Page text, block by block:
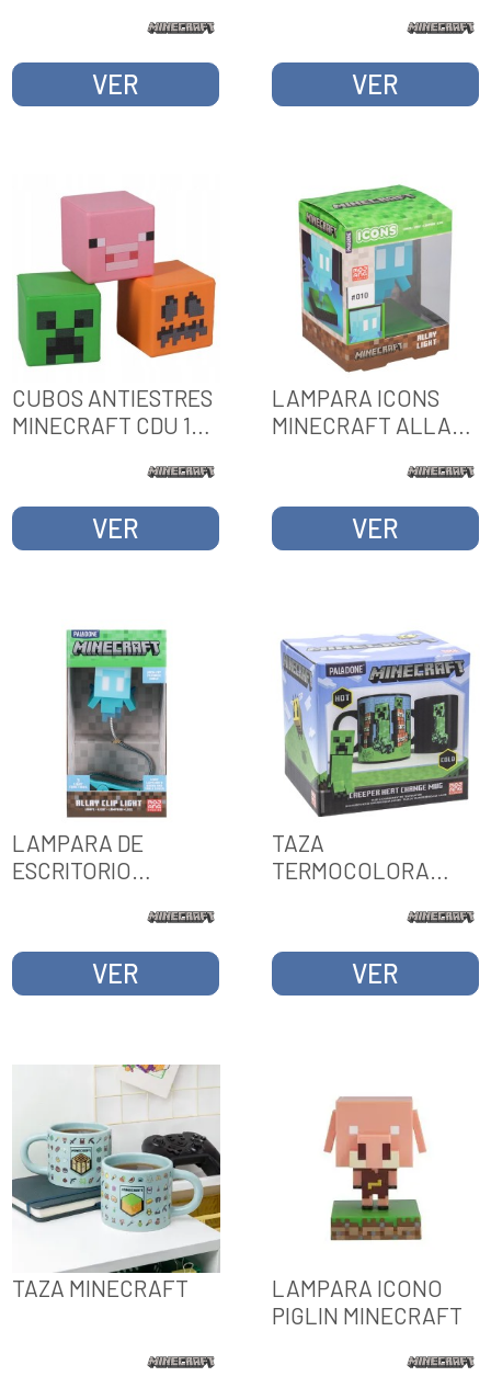
VER VER
CUBOS ANTIESTRES
MINECRAFT CDU 12
VER
LAMPARA ICONS
MINECRAFT ALLAY
VER
LAMPARA DE
ESCRITORIO
VER
TAZA
TERMOCOLORA
VER
TAZA MINECRAFT
LAMPARA ICONO
PIGLIN MINECRAFT